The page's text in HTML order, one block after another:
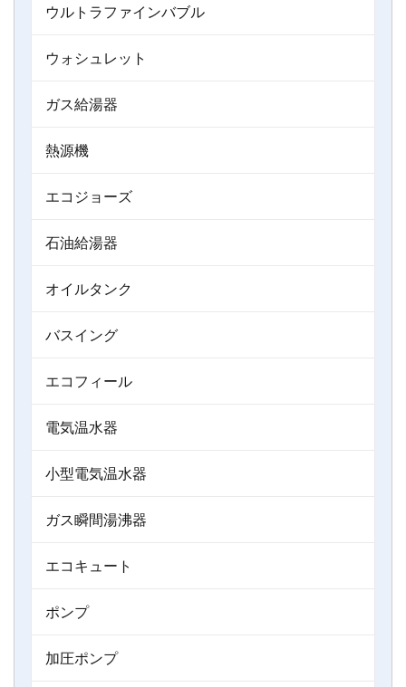
ウルトラファインバブル
ウォシュレット
ガス給湯器
熱源機
エコジョーズ
石油給湯器
オイルタンク
バスイング
エコフィール
電気温水器
小型電気温水器
ガス瞬間湯沸器
エコキュート
ポンプ
加圧ポンプ